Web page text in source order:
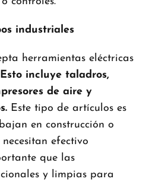
industriales
herramientas eléctricas
Esto incluye taladros,
de aire y
Este tipo de artículos es
en construcción o
efectivo
que las
y limpias para